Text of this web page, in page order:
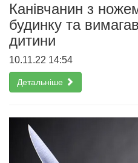
Канівчанин з
будинку та
дитини
10.11.22 14:54
Детальніше